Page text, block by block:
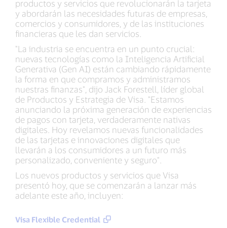
productos y servicios que revolucionarán la tarjeta
y abordarán las necesidades futuras de empresas,
comercios y consumidores, y de las instituciones
financieras que les dan servicios.
"La industria se encuentra en un punto crucial:
nuevas tecnologías como la Inteligencia Artificial
Generativa (Gen AI) están cambiando rápidamente
la forma en que compramos y administramos
nuestras finanzas", dijo Jack Forestell, líder global
de Productos y Estrategia de Visa. "Estamos
anunciando la próxima generación de experiencias
de pagos con tarjeta, verdaderamente nativas
digitales. Hoy revelamos nuevas funcionalidades
de las tarjetas e innovaciones digitales que
llevarán a los consumidores a un futuro más
personalizado, conveniente y seguro".
Los nuevos productos y servicios que Visa
presentó hoy, que se comenzarán a lanzar más
adelante este año, incluyen:
Visa Flexible Credential